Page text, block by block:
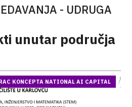
- UDRUGA
unutar područja
KONCEPTA NATIONAL AI CAPITAL